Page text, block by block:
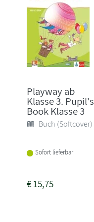
Playway ab
Klasse 3. Pupil's
Book Klasse 3
Buch (Softcover)
Sofort lieferbar
€15,75